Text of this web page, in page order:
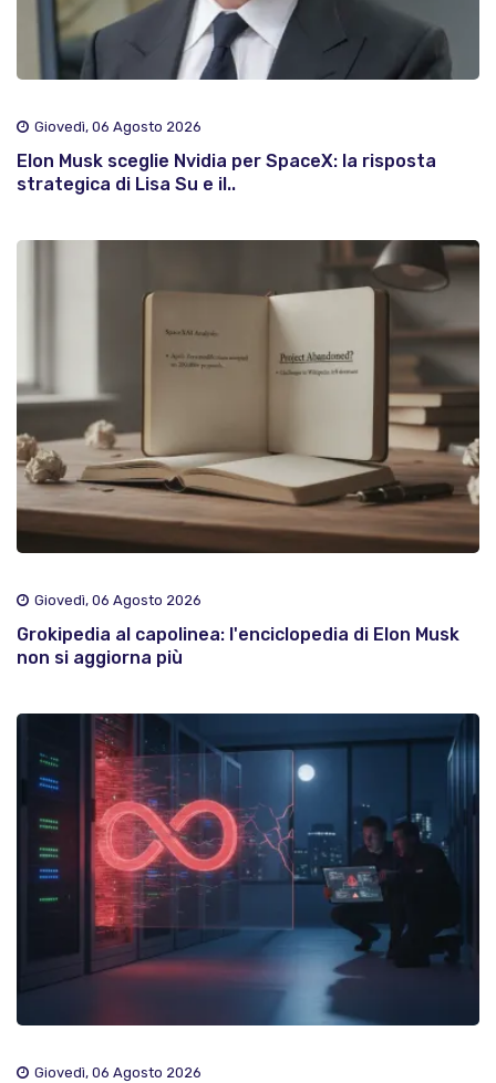
Giovedì, 06 Agosto 2026
Elon Musk sceglie Nvidia per SpaceX: la risposta
strategica di Lisa Su e il..
Giovedì, 06 Agosto 2026
Grokipedia al capolinea: l'enciclopedia di Elon Musk
non si aggiorna più
Giovedì, 06 Agosto 2026